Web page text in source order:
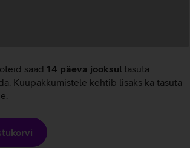
saad 14 päeva jooksul tasuta
Kuupakkumistele kehtib lisaks ka tasuta